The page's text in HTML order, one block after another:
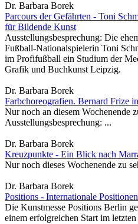
Dr. Barbara Borek
Parcours der Gefährten - Toni
für Bildende Kunst
Ausstellungsbesprechung: Die
Fußball-Nationalspielerin Toni
im Profifußball ein Studium der
Grafik und Buchkunst Leipzig.
Dr. Barbara Borek
Farbchoreografien. Bernard Frize
Nur noch an diesem Wochenende
Ausstellungsbesprechung: ...
Dr. Barbara Borek
Kreuzpunkte - Ein Blick nach
Nur noch dieses Wochenende zu
Dr. Barbara Borek
Positions - Internationale
Die Kunstmesse Positions Berlin
einem erfolgreichen Start im letzten